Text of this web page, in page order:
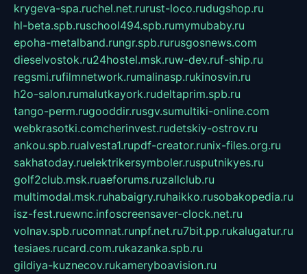
krygeva-spa.ruchel.net.rurust-loco.rudugshop.ru
hl-beta.spb.ruschool494.spb.rumymubaby.ru
epoha-metalband.rungr.spb.rurusgosnews.com
dieselvostok.ru24hostel.msk.ruw-dev.ruf-ship.ru
regsmi.rufilmnetwork.rumalinasp.rukinosvin.ru
h2o-salon.rumalutkayork.rudeltaprim.spb.ru
tango-perm.rugooddir.rusgv.sumultiki-online.com
webkrasotki.comcherinvest.rudetskiy-ostrov.ru
ankou.spb.rualvesta1.rupdf-creator.runix-files.org.ru
sakhatoday.ruelektrikersymboler.rusputnikyes.ru
golf2club.msk.ruaeforums.ruzallclub.ru
multimodal.msk.ruhabaigry.ruhaikko.rusobakopedia.ru
isz-fest.ruewnc.infoscreensaver-clock.net.ru
volnav.spb.rucomnat.runpf.net.ru7bit.pp.rukalugatur.ru
tesiaes.rucard.com.rukazanka.spb.ru
gildiya-kuznecov.rukameryboavision.ru